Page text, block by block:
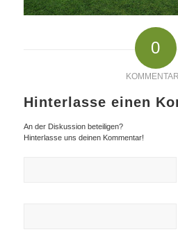
0
Hinterlasse einen
An der Diskussion beteiligen?
Hinterlasse uns deinen Kommentar!